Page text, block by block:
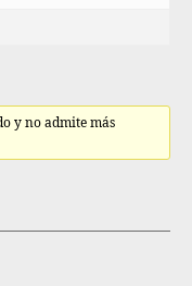
y no admite más